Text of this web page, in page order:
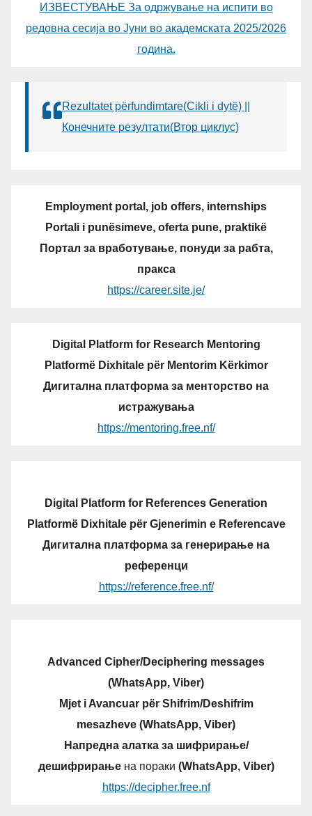
ИЗВЕСТУВАЊЕ За одржување на испити во
редовна сесија во Јуни во академската 2025/2026
година.
Rezultatet përfundimtare(Cikli i dytë) ||
Конечните резултати(Втор циклус)
Employment portal, job offers, internships
Portali i punësimeve, oferta pune, praktikë
Портал за вработување, понуди за рабта,
пракса
https://career.site.je/
Digital Platform for Research Mentoring
Platformë Dixhitale për Mentorim Kërkimor
Дигитална платформа за менторство на
истражувања
https://mentoring.free.nf/
Digital Platform for References Generation
Platformë Dixhitale për Gjenerimin e Referencave
Дигитална платформа за генерирање на
референци
https://reference.free.nf/
Advanced Cipher/Deciphering messages
(WhatsApp, Viber)
Mjet i Avancuar për Shifrim/Deshifrim
mesazheve (WhatsApp, Viber)
Напредна алатка за шифрирање/
дешифрирањена пораки (WhatsApp, Viber)
https://decipher.free.nf